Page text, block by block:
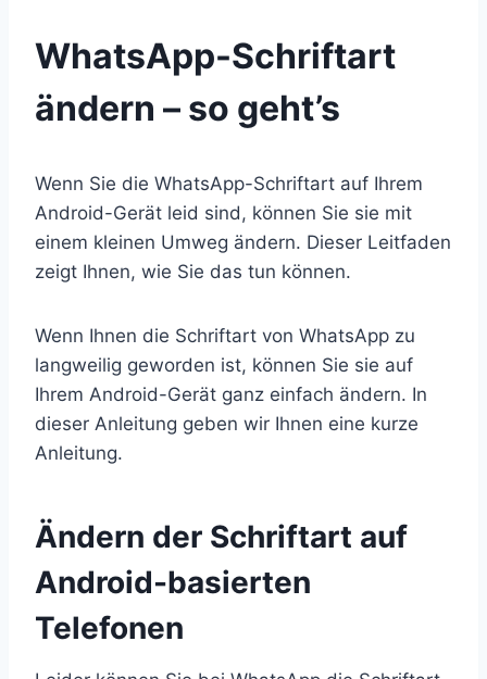
WhatsApp-Schriftart
ändern – so geht’s
Wenn Sie die WhatsApp-Schriftart auf Ihrem
Android-Gerät leid sind, können Sie sie mit
einem kleinen Umweg ändern. Dieser Leitfaden
zeigt Ihnen, wie Sie das tun können.
Wenn Ihnen die Schriftart von WhatsApp zu
langweilig geworden ist, können Sie sie auf
Ihrem Android-Gerät ganz einfach ändern. In
dieser Anleitung geben wir Ihnen eine kurze
Anleitung.
Ändern der Schriftart auf
Android-basierten
Telefonen